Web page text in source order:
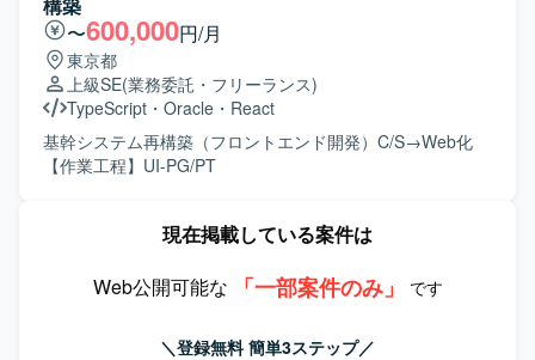
〜600,000円/月
東京都
上級SE(業務委託・フリーランス)
TypeScript ・ Oracle ・ React
基幹システム再構築（フロントエンド開発）C/S→Web化
【作業工程】UI-PG/PT
現在掲載している案件は
Web公開可能な
「一部案件のみ」 です
＼登録無料 簡単3ステップ／